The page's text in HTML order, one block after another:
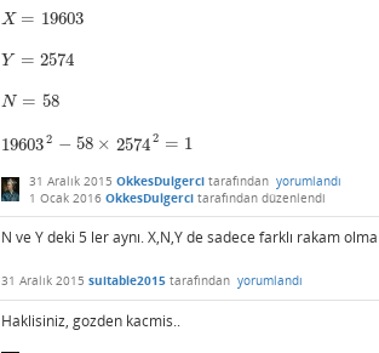
X = 19603
X= 19603
Y = 2574
Y= 2574
N = 58
N= 58
196032 − 58 × 25742 = 1
196032 −58×25742=1
31 Aralık 2015 OkkesDulgerci tarafından yorumlandı
1 Ocak 2016 OkkesDulgerci tarafından düzenlendi
N ve Y deki 5 ler aynı. X,N,Y de sadece farklı rakam
31 Aralık 2015 suitable2015 tarafından yorumlandı
Haklisiniz, gozden kacmis..